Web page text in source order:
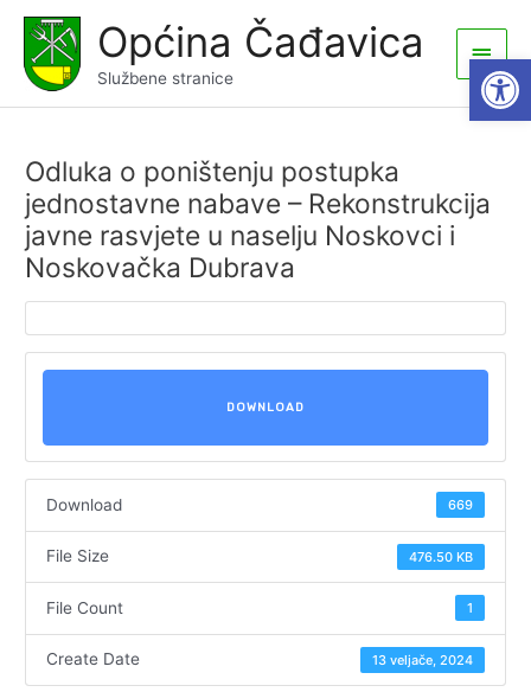
content
Općina Čađavica
Službene stranice
Main
Menu
Odluka o poništenju postupka
jednostavne nabave – Rekonstrukcija
javne rasvjete u naselju Noskovci i
Noskovačka Dubrava
DOWNLOAD
Download 669
File Size 476.50 KB
File Count 1
Create Date 13 veljače, 2024